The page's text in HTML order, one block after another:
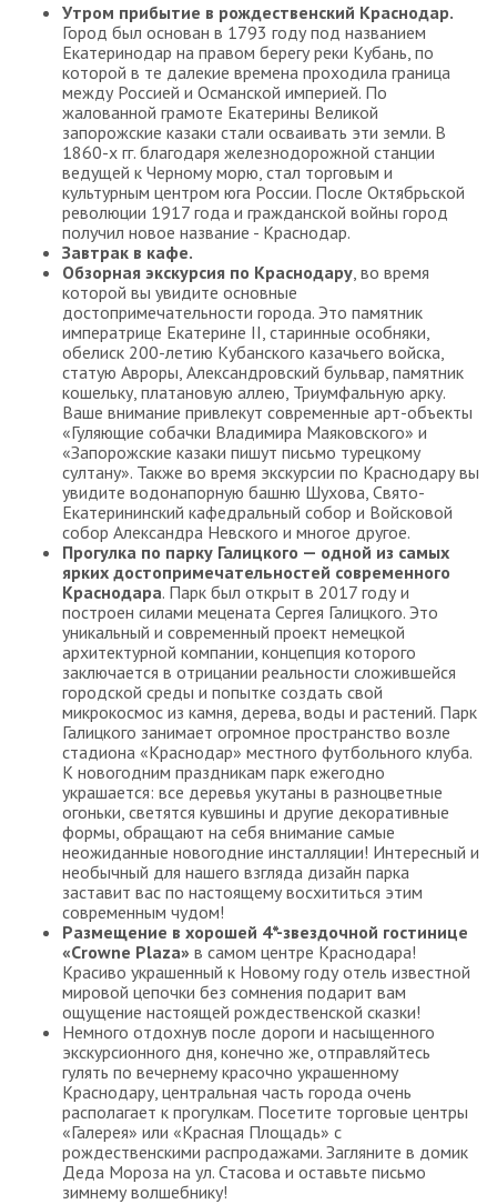
Утром прибытие в рождественский Краснодар.
Город был основан в 1793 году под названием
Екатеринодар на правом берегу реки Кубань, по
которой в те далекие времена проходила граница
между Россией и Османской империей. По
жалованной грамоте Екатерины Великой
запорожские казаки стали осваивать эти земли. В
1860-х гг. благодаря железнодорожной станции
ведущей к Черному морю, стал торговым и
культурным центром юга России. После Октябрьской
революции 1917 года и гражданской войны город
получил новое название - Краснодар.
Завтрак в кафе.
Обзорная экскурсия по Краснодару, во время
которой вы увидите основные
достопримечательности города. Это памятник
императрице Екатерине II, старинные особняки,
обелиск 200-летию Кубанского казачьего войска,
статую Авроры, Александровский бульвар, памятник
кошельку, платановую аллею, Триумфальную арку.
Ваше внимание привлекут современные арт-объекты
«Гуляющие собачки Владимира Маяковского» и
«Запорожские казаки пишут письмо турецкому
султану». Также во время экскурсии по Краснодару вы
увидите водонапорную башню Шухова, Свято-
Екатерининский кафедральный собор и Войсковой
собор Александра Невского и многое другое.
Прогулка по парку Галицкого — одной из самых
ярких достопримечательностей современного
Краснодара. Парк был открыт в 2017 году и
построен силами мецената Сергея Галицкого. Это
уникальный и современный проект немецкой
архитектурной компании, концепция которого
заключается в отрицании реальности сложившейся
городской среды и попытке создать свой
микрокосмос из камня, дерева, воды и растений. Парк
Галицкого занимает огромное пространство возле
стадиона «Краснодар» местного футбольного клуба.
К новогодним праздникам парк ежегодно
украшается: все деревья укутаны в разноцветные
огоньки, светятся кувшины и другие декоративные
формы, обращают на себя внимание самые
неожиданные новогодние инсталляции! Интересный и
необычный для нашего взгляда дизайн парка
заставит вас по настоящему восхититься этим
современным чудом!
Размещение в хорошей 4*-звездочной гостинице
«Crowne Plaza» в самом центре Краснодара!
Красиво украшенный к Новому году отель известной
мировой цепочки без сомнения подарит вам
ощущение настоящей рождественской сказки!
Немного отдохнув после дороги и насыщенного
экскурсионного дня, конечно же, отправляйтесь
гулять по вечернему красочно украшенному
Краснодару, центральная часть города очень
располагает к прогулкам. Посетите торговые центры
«Галерея» или «Красная Площадь» с
рождественскими распродажами. Загляните в домик
Деда Мороза на ул. Стасова и оставьте письмо
зимнему волшебнику!